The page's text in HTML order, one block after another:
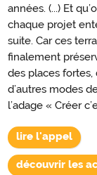
années. (...) Et
chaque projet
suite. Car ces
finalement
des places fortes,
d’autres modes
l’adage « Créer
lire l'appel
découvrir les